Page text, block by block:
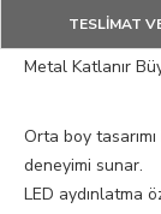
TESLİMAT
Metal Katlanır
Orta boy
deneyimi sunar.
LED aydınlatma